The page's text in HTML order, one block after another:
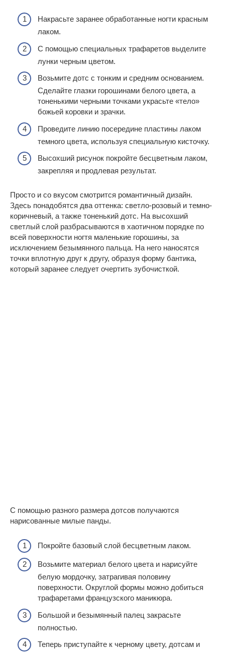
Накрасьте заранее обработанные ногти красным
лаком.
С помощью специальных трафаретов выделите
лунки черным цветом.
Возьмите дотс с тонким и средним основанием.
Сделайте глазки горошинами белого цвета, а
тоненькими черными точками украсьте «тело»
божьей коровки и зрачки.
Проведите линию посередине пластины лаком
темного цвета, используя специальную кисточку.
Высохший рисунок покройте бесцветным лаком,
закрепляя и продлевая результат.
Просто и со вкусом смотрится романтичный дизайн.
Здесь понадобятся два оттенка: светло-розовый и темно-
коричневый, а также тоненький дотс. На высохший
светлый слой разбрасываются в хаотичном порядке по
всей поверхности ногтя маленькие горошины, за
исключением безымянного пальца. На него наносятся
точки вплотную друг к другу, образуя форму бантика,
который заранее следует очертить зубочисткой.
С помощью разного размера дотсов получаются
нарисованные милые панды.
Покройте базовый слой бесцветным лаком.
Возьмите материал белого цвета и нарисуйте
белую мордочку, затрагивая половину
поверхности. Округлой формы можно добиться
трафаретами французского маникюра.
Большой и безымянный палец закрасьте
полностью.
Теперь приступайте к черному цвету, дотсам и